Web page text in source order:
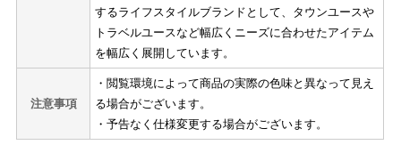
するライフスタイルブランドとして、タウンユースや
トラベルユースなど幅広くニーズに合わせたアイテム
を幅広く展開しています。
注意事項
・閲覧環境によって商品の実際の色味と異なって見え
る場合がございます。
・予告なく仕様変更する場合がございます。